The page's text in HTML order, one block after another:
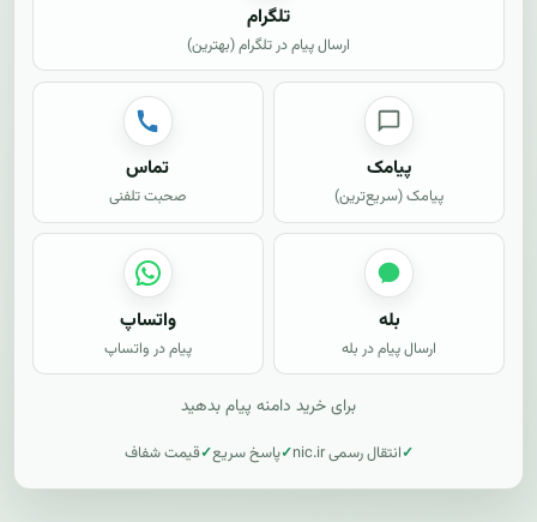
تلگرام
ارسال پیام در تلگرام (بهترین)
پیامک
پیامک (سریع‌ترین)
تماس
صحبت تلفنی
بله
ارسال پیام در بله
واتساپ
پیام در واتساپ
برای خرید دامنه پیام بدهید
انتقال رسمی nic.ir پاسخ سریع قیمت شفاف